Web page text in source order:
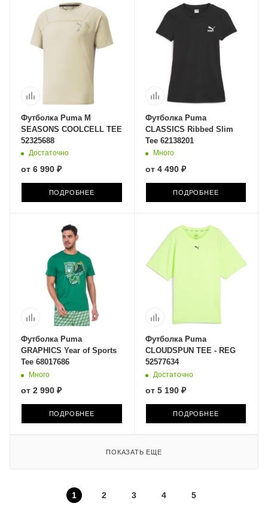
Футболка Puma M
SEASONS COOLCELL TEE
52325688
Достаточно
от 6 990 ₽
ПОДРОБНЕЕ
Футболка Puma
CLASSICS Ribbed Slim
Tee 62138201
Много
от 4 490 ₽
ПОДРОБНЕЕ
Футболка Puma
GRAPHICS Year of Sports
Tee 68017686
Много
от 2 990 ₽
ПОДРОБНЕЕ
Футболка Puma
CLOUDSPUN TEE - REG
52577634
Достаточно
от 5 190 ₽
ПОДРОБНЕЕ
ПОКАЗАТЬ ЕЩЕ
1 2 3 4 5